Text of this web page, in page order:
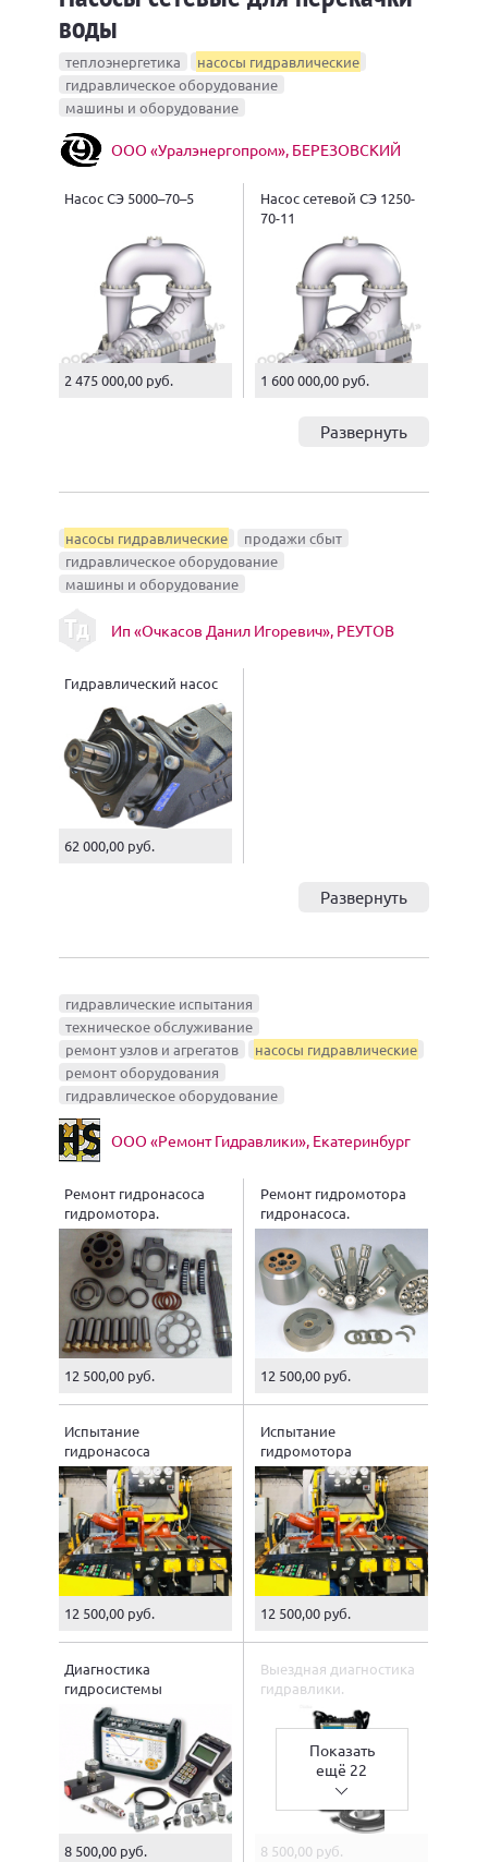
воды
теплоэнергетика
насосы гидравлические
гидравлическое оборудование
машины и оборудование
ООО «Уралэнергопром», БЕРЕЗОВСКИЙ
Насос СЭ 5000–70–5
2 475 000,00 руб.
Насос сетевой СЭ 1250-
70-11
1 600 000,00 руб.
Развернуть
насосы гидравлические
продажи сбыт
гидравлическое оборудование
машины и оборудование
Ип «Очкасов Данил Игоревич», РЕУТОВ
Гидравлический насос
62 000,00 руб.
Развернуть
гидравлические испытания
техническое обслуживание
ремонт узлов и агрегатов
насосы гидравлические
ремонт оборудования
гидравлическое оборудование
ООО «Ремонт Гидравлики», Екатеринбург
Ремонт гидронасоса
гидромотора.
12 500,00 руб.
Ремонт гидромотора
гидронасоса.
12 500,00 руб.
Испытание
гидронасоса
гидромотора.
12 500,00 руб.
Испытание
гидромотора
гидронасоса.
12 500,00 руб.
Диагностика
гидросистемы
экскаватора.
8 500,00 руб.
Выездная диагностика
гидравлики.
Показать
ещё 22
8 500,00 руб.